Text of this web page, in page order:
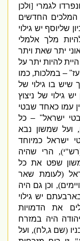
לגמרי[ולכן
החדשים
שליוסף יש גילוי
מלך אלמלי
יתר שאת ויתר
להיות יתר על
" – במלכות,כמו
בו גילוי של
של ניצוץ
עמו כאחד שבטי
ישראל" –כל
שמשון נבא
כמיוחד
"י),הרי שהיה
שפט את כל
( לעומת שאר
),וכן גם היה
יש גילוי
את הדמויות
היה במזרח
(שם ג, לח),ועל